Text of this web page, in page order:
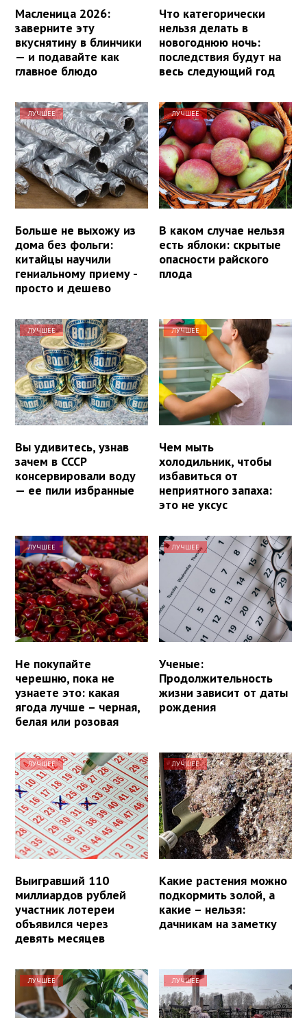
Масленица 2026:
заверните эту
вкуснятину в блинчики
— и подавайте как
главное блюдо
Что категорически
нельзя делать в
новогоднюю ночь:
последствия будут на
весь следующий год
ЛУЧШЕЕ
Больше не выхожу из
дома без фольги:
китайцы научили
гениальному приему -
просто и дешево
ЛУЧШЕЕ
В каком случае нельзя
есть яблоки: скрытые
опасности райского
плода
ЛУЧШЕЕ
Вы удивитесь, узнав
зачем в СССР
консервировали воду
— ее пили избранные
ЛУЧШЕЕ
Чем мыть
холодильник, чтобы
избавиться от
неприятного запаха:
это не уксус
ЛУЧШЕЕ
Не покупайте
черешню, пока не
узнаете это: какая
ягода лучше – черная,
белая или розовая
ЛУЧШЕЕ
Ученые:
Продолжительность
жизни зависит от даты
рождения
ЛУЧШЕЕ
Выигравший 110
миллиардов рублей
участник лотереи
объявился через
девять месяцев
ЛУЧШЕЕ
Какие растения можно
подкормить золой, а
какие – нельзя:
дачникам на заметку
ЛУЧШЕЕ ЛУЧШЕЕ